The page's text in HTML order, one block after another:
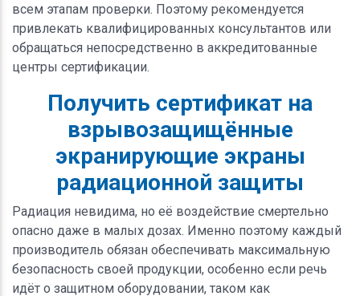
всем этапам проверки. Поэтому рекомендуется
привлекать квалифицированных консультантов или
обращаться непосредственно в аккредитованные
центры сертификации.
Получить сертификат на
взрывозащищённые
экранирующие экраны
радиационной защиты
Радиация невидима, но её воздействие смертельно
опасно даже в малых дозах. Именно поэтому каждый
производитель обязан обеспечивать максимальную
безопасность своей продукции, особенно если речь
идёт о защитном оборудовании, таком как